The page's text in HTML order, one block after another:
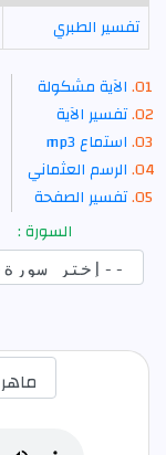
تفسير الطبري
الآية مشكولة
تفسير الآية
استماع mp3
الرسم العثماني
تفسير الصفحة
السورة :